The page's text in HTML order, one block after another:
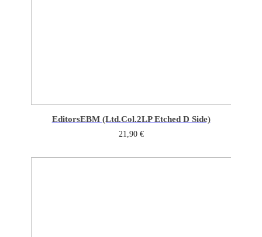
EditorsEBM (Ltd.Col.2LP Etched D Side)
21,90 €